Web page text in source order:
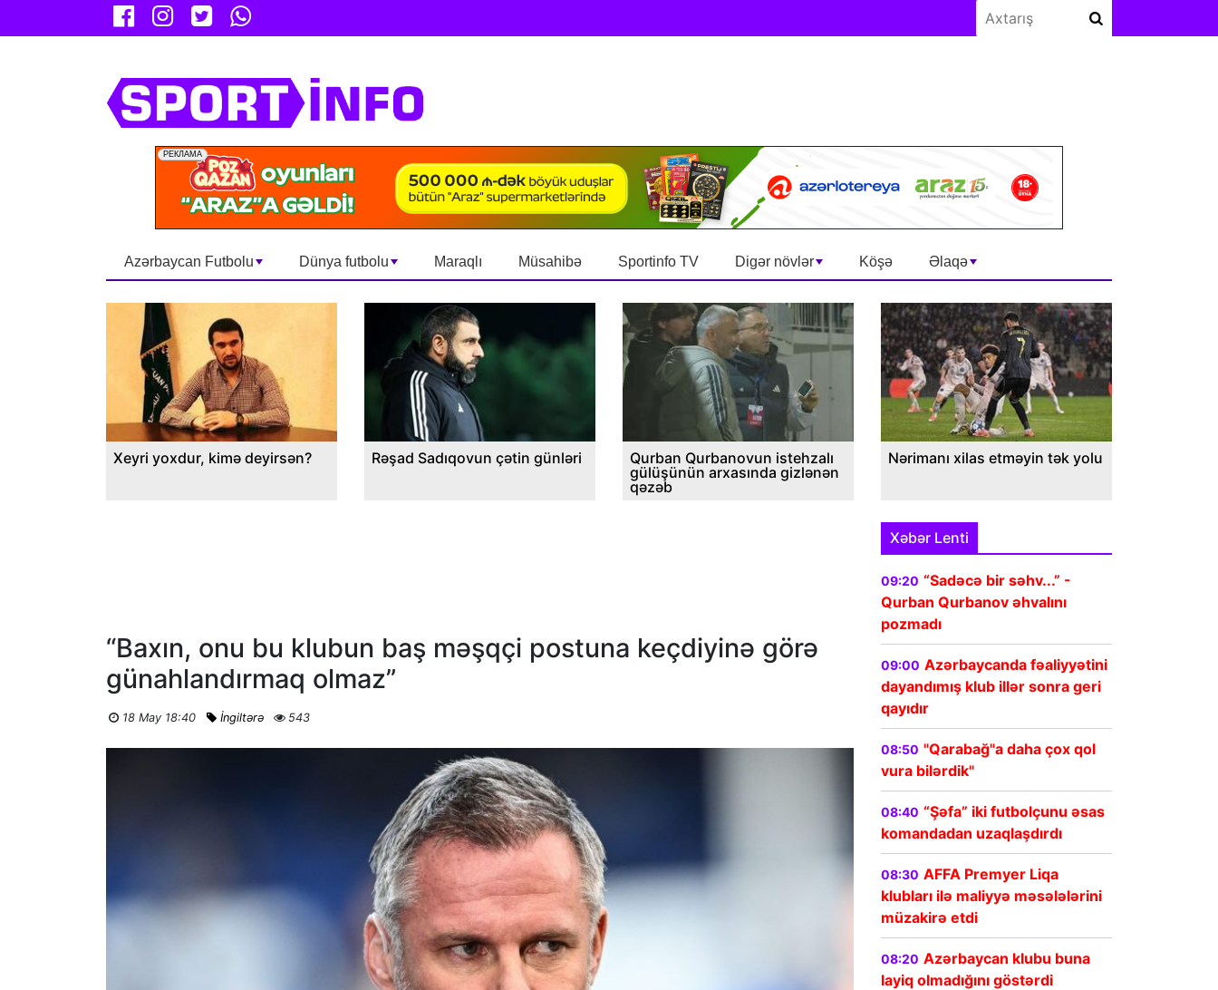
Azərbaycan Futbolu Dünya futbolu Maraqlı Müsahibə Sportinfo TV Digər növlər Köşə Əlaqə
Xeyri yoxdur, kimə deyirsən? Rəşad Sadıqovun çətin günləri
Qurban Qurbanovun istehzalı
gülüşünün arxasında gizlənən
qəzəb
Nərimanı xilas etməyin tək yolu
“Baxın, onu bu klubun baş məşqçi postuna keçdiyinə görə
günahlandırmaq olmaz”
18 May 18:40 İngiltərə 543
Xəbər Lenti
09:20 “Sadəcə bir səhv...” -
Qurban Qurbanov əhvalını
pozmadı
09:00 Azərbaycanda fəaliyyətini
dayandımış klub illər sonra geri
qayıdır
08:50 "Qarabağ"a daha çox qol
vura bilərdik"
08:40 “Şəfa” iki futbolçunu əsas
komandadan uzaqlaşdırdı
08:30 AFFA Premyer Liqa
klubları ilə maliyyə məsələlərini
müzakirə etdi
08:20 Azərbaycan klubu buna
layiq olmadığını göstərdi